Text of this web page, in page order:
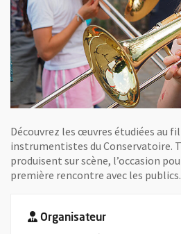
Découvrez les œuvres étudiées au fil
instrumentistes du Conservatoire.
produisent sur scène, l’occasion
première rencontre avec les publics.
Organisateur